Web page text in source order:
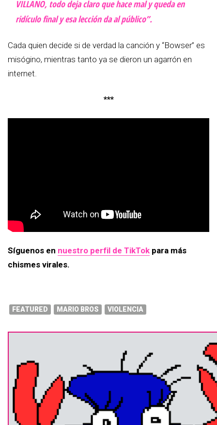
VILLANO, todo deja claro que hace mal y queda en
ridículo final y esa lección da al público”.
Cada quien decide si de verdad la canción y “Bowser” es
misógino, mientras tanto ya se dieron un agarrón en
internet.
***
Síguenos en nuestro perfil de TikTok para más
chismes virales.
FEATURED MARIO BROS VIOLENCIA